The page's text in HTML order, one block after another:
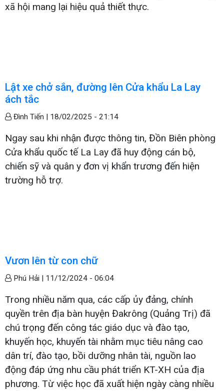
xã hội mang lại hiệu quả thiết thực.
Lật xe chở sắn, đường lên Cửa khẩu La Lay
ách tắc
Đình Tiến | 18/02/2025 - 21:14
Ngay sau khi nhận được thông tin, Đồn Biên phòng
Cửa khẩu quốc tế La Lay đã huy động cán bộ,
chiến sỹ và quân y đơn vị khẩn trương đến hiện
trường hỗ trợ.
Vươn lên từ con chữ
Phú Hải | 11/12/2024 - 06:04
Trong nhiều năm qua, các cấp ủy đảng, chính
quyền trên địa bàn huyện Đakrông (Quảng Trị) đã
chú trọng đến công tác giáo dục và đào tạo,
khuyến học, khuyến tài nhằm mục tiêu nâng cao
dân trí, đào tạo, bồi dưỡng nhân tài, nguồn lao
động đáp ứng nhu cầu phát triển KT-XH của địa
phương. Từ việc học đã xuất hiện ngày càng nhiều